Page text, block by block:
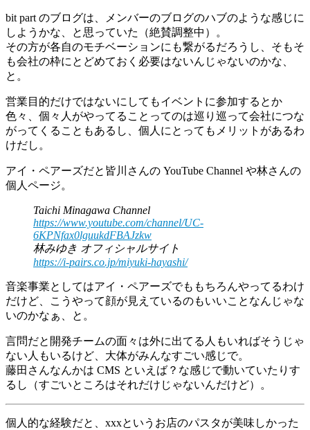
bit part のブログは、メンバーのブログのハブのような感じに
しようかな、と思っていた（絶賛調整中）。
その方が各自のモチベーションにも繋がるだろうし、そもそ
も会社の枠にとどめておく必要はないんじゃないのかな、
と。
営業目的だけではないにしてもイベントに参加するとか
色々、個々人がやってることってのは巡り巡って会社につな
がってくることもあるし、個人にとってもメリットがあるわ
けだし。
アイ・ペアーズだと皆川さんの YouTube Channel や林さんの
個人ページ。
Taichi Minagawa Channel
https://www.youtube.com/channel/UC-
6KPNfax0lguukdFBAJzkw
林みゆき オフィシャルサイト
https://i-pairs.co.jp/miyuki-hayashi/
音楽事業としてはアイ・ペアーズでももちろんやってるわけ
だけど、こうやって顔が見えているのもいいことなんじゃな
いのかなぁ、と。
言問だと開発チームの面々は外に出てる人もいればそうじゃ
ない人もいるけど、大体がみんなすごい感じで。
藤田さんなんかは CMS といえば？な感じで動いていたりす
るし（すごいところはそれだけじゃないんだけど）。
個人的な経験だと、xxxというお店のパスタが美味しかった